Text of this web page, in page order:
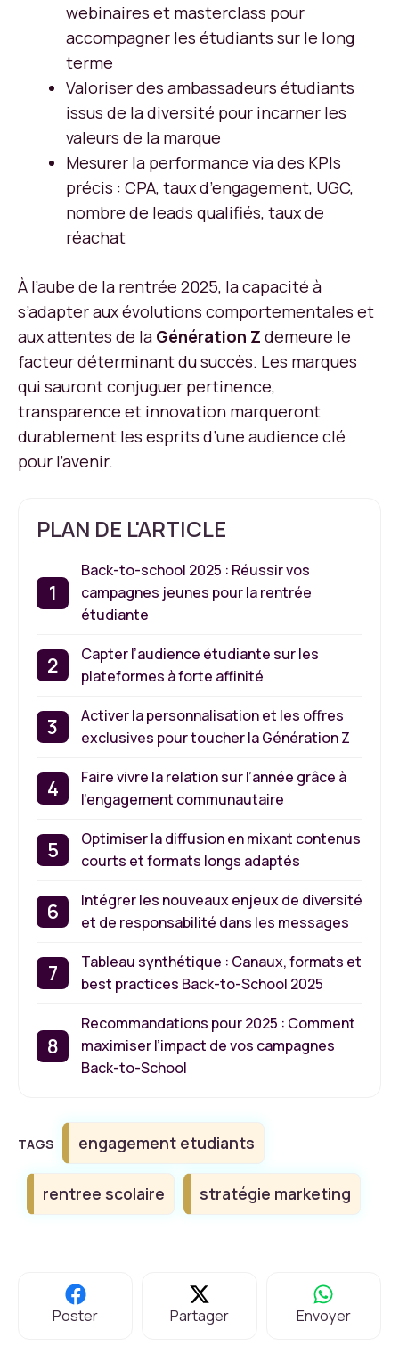
webinaires et masterclass pour
accompagner les étudiants sur le long
terme
Valoriser des ambassadeurs étudiants
issus de la diversité pour incarner les
valeurs de la marque
Mesurer la performance via des KPIs
précis : CPA, taux d’engagement, UGC,
nombre de leads qualifiés, taux de
réachat
À l’aube de la rentrée 2025, la capacité à
s’adapter aux évolutions comportementales et
aux attentes de la Génération Z demeure le
facteur déterminant du succès. Les marques
qui sauront conjuguer pertinence,
transparence et innovation marqueront
durablement les esprits d’une audience clé
pour l’avenir.
PLAN DE L'ARTICLE
Back-to-school 2025 : Réussir vos
campagnes jeunes pour la rentrée
étudiante
Capter l’audience étudiante sur les
plateformes à forte affinité
Activer la personnalisation et les offres
exclusives pour toucher la Génération Z
Faire vivre la relation sur l’année grâce à
l’engagement communautaire
Optimiser la diffusion en mixant contenus
courts et formats longs adaptés
Intégrer les nouveaux enjeux de diversité
et de responsabilité dans les messages
Tableau synthétique : Canaux, formats et
best practices Back-to-School 2025
Recommandations pour 2025 : Comment
maximiser l’impact de vos campagnes
Back-to-School
Étiquettes
engagement etudiants
rentree scolaire stratégie marketing
Poster Partager Envoyer